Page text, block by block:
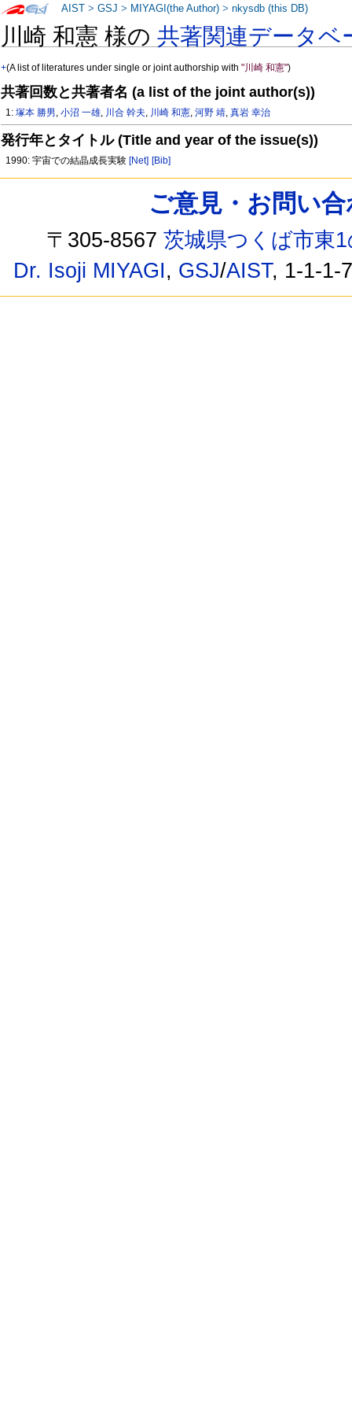
川崎 和憲 様の共著関連データベ
+(A list of literatures under single or joint authorship with"川崎 和憲")
共著回数と共著者名 (a list of the joint author(s))
1:塚本 勝男,小沼 一雄, 川合 幹夫, 川崎 和憲,河野 靖,真岩 幸治
発行年とタイトル (Title and year of the issue(s))
1990: 宇宙での結晶成長実験 [Net] [Bib]
AIST >GSJ > MIYAGI(the Author) >nkysdb (this DB)
ご意見・お問い
〒305-8567茨城県つくば市東
Dr. Isoji MIYAGI, GSJ/AIST, 1-1-1-